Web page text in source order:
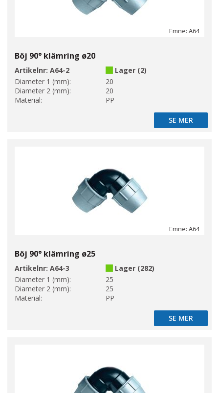
Emne: A64
Böj 90° klämring ø20
Artikelnr: A64-2
Lager (2)
Diameter 1 (mm):
20
Diameter 2 (mm):
20
Material:
PP
SE MER
SE MER
Emne: A64
Böj 90° klämring ø25
Artikelnr: A64-3
Lager (282)
Diameter 1 (mm):
25
Diameter 2 (mm):
25
Material:
PP
SE MER
SE MER